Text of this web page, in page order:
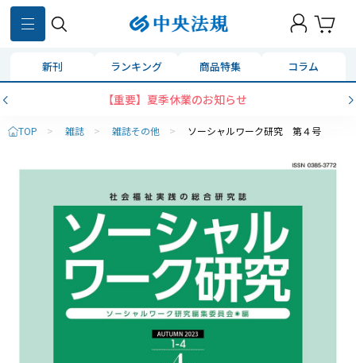
新刊 ランキング 商品特集 コラム
【重要】夏季休業のお知らせ
TOP > 雑誌 > 雑誌その他 > ソーシャルワーク研究 第４号